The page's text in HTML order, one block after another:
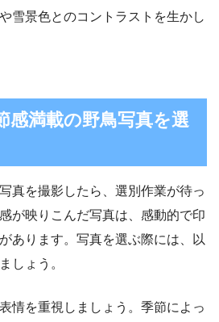
雪景色とのコントラストを生かし
感満載の野鳥写真を選
真を撮影したら、選別作業が待っ
が映りこんだ写真は、感動的で印
あります。写真を選ぶ際には、以
しょう。
情を重視しましょう。季節によっ